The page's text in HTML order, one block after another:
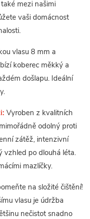
mezi našimi
vaši domácnost
vlasu 8 mm a
koberec měkký a
došlapu. Ideální
Vyroben z kvalitních
odolný proti
zátěž, intenzivní
vzhled po dlouhá léta.
mazlíčky.
na složité čištění!
vlasu je údržba
nečistot snadno